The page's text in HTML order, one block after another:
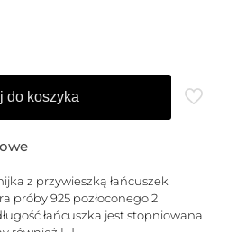
do koszyka
z przywieszką łańcuszek
próby 925 pozłoconego 2
łańcuszka jest stopniowana